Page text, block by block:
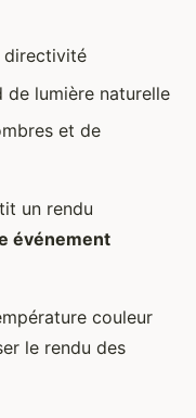
directivité
de lumière naturelle
et de
un rendu
événement
couleur
le rendu des